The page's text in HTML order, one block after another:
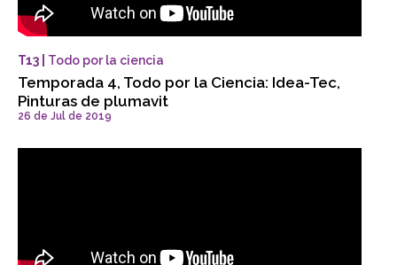
T13 | Todo por la ciencia
Temporada 4, Todo por la Ciencia: Idea-Tec,
Pinturas de plumavit
26 de Jul de 2019